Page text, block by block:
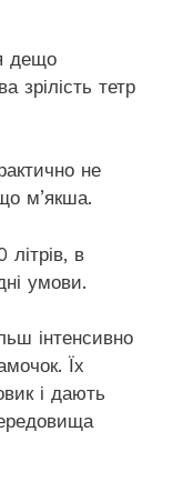
дещо
зрілість тетр
не
м’якша.
літрів, в
умови.
інтенсивно
Їх
і дають